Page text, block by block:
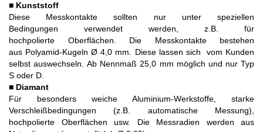
■ Kunststoff
Diese Messkontakte sollten nur unter speziellen
Bedingungen verwendet werden, z.B. für
hochpolierte Oberflächen. Die Messkontakte bestehen
aus Polyamid-Kugeln Ø 4,0 mm. Diese lassen sich vom Kunden
selbst auswechseln. Ab Nennmaß 25,0 mm möglich und nur Typ
S oder D.
■ Diamant
Für besonders weiche Aluminium-Werkstoffe, starke
Verschleißbedingungen (z.B. automatische Messung),
hochpolierte Oberflächen usw. Die Messradien werden aus